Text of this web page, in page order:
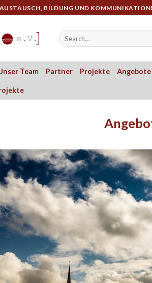
BILDUNG UND KOMMUNIKATION!
Team Partner Projekte Angebote